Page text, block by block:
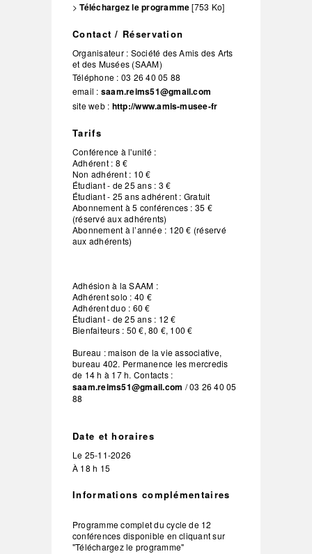
>Téléchargez le programme[753 Ko]
Contact / Réservation
Organisateur : Société des Amis des Arts
et des Musées (SAAM)
Téléphone : 03 26 40 05 88
email : saam.reims51@gmail.com
site web : http://www.amis-musee-fr
Tarifs
Conférence à l'unité :
Adhérent : 8 €
Non adhérent : 10 €
Étudiant - de 25 ans : 3 €
Étudiant - 25 ans adhérent : Gratuit
Abonnement à 5 conférences : 35 €
(réservé aux adhérents)
Abonnement à l’année : 120 € (réservé
aux adhérents)
Adhésion à la SAAM :
Adhérent solo : 40 €
Adhérent duo : 60 €
Étudiant - de 25 ans : 12 €
Bienfaiteurs : 50 €, 80 €, 100 €
Bureau : maison de la vie associative,
bureau 402. Permanence les mercredis
de 14 h à 17 h. Contacts :
saam.reims51@gmail.com / 03 26 40 05
88
Date et horaires
Le 25-11-2026
À 18 h 15
Informations complémentaires
Programme complet du cycle de 12
conférences disponible en cliquant sur
"Téléchargez le programme"